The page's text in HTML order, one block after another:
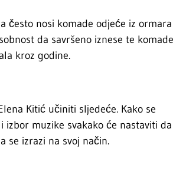
često nosi komade odjeće iz ormara
da savršeno iznese te komade
kroz godine.
Kitić učiniti sljedeće. Kako se
muzike svakako će nastaviti da
se izrazi na svoj način.